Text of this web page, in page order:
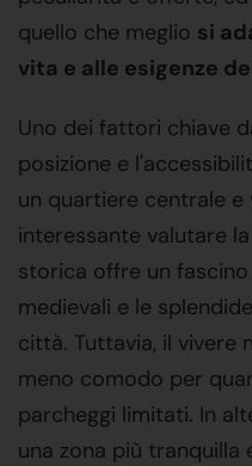
quello che meglio si
vita e alle esigenze
Uno dei fattori chiave
posizione e
un quartiere centrale
interessante valutare
storica offre un
medievali e le
città. Tuttavia, il vivere
meno comodo per
parcheggi limitati. In
una zona più tranquilla